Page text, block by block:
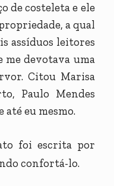
de costeleta e ele
a qual
assíduos leitores
me devotava uma
Citou Marisa
Paulo Mendes
até eu mesmo.
foi escrita por
confortá-lo.